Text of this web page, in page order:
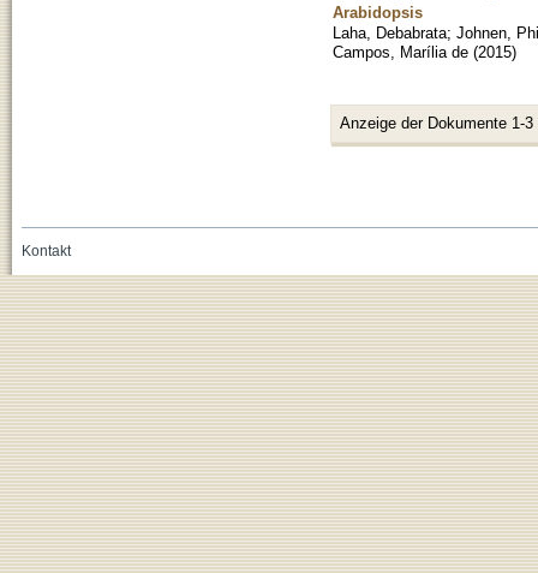
Arabidopsis
Laha, Debabrata; Johnen,
Campos, Marília de (2015)
Anzeige der Dokumente 1-3
Kontakt